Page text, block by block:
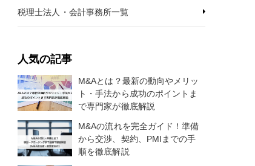
税理士法人・会計事務所一覧
人気の記事
M&Aとは？最新の動向やメリッ
ト・手法から成功のポイントま
で専門家が徹底解説
M&Aの流れを完全ガイド！準備
から交渉、契約、PMIまでの手
順を徹底解説